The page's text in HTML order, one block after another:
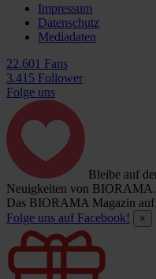
Impressum
Datenschutz
Mediadaten
22.601 Fans
3.415 Follower
Folge uns
Bleibe auf
Neuigkeiten von BIORAMA.
Das BIORAMA Magazin auf
Folge uns auf Facebook!
×